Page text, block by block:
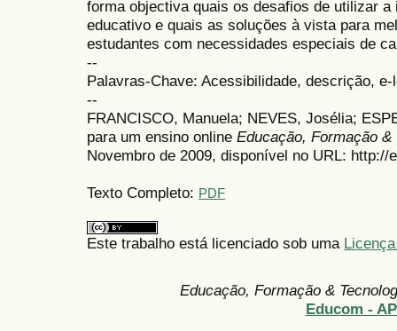
forma objectiva quais os desafios de utilizar
educativo e quais as soluções à vista para
estudantes com necessidades especiais de
--
Palavras-Chave: Acessibilidade, descrição,
--
FRANCISCO, Manuela; NEVES, Josélia;
para um ensino online Educação, Formação &
Novembro de 2009, disponível no URL: http://
Texto Completo: PDF
Este trabalho está licenciado sob uma
Educação, Formação &
Educom -